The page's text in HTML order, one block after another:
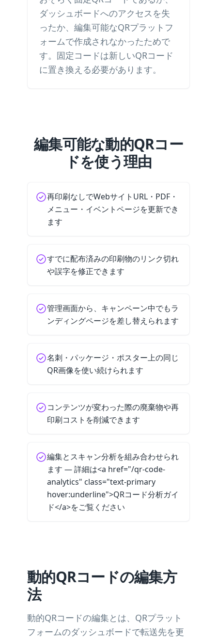
ダッシュボードへのアクセスを失
ったか、編集可能なQRプラットフ
ォームで作成されなかったためで
す。固定コードは新しいQRコード
に置き換える必要があります。
編集可能な動的QRコー
ドを使う理由
再印刷なしでWebサイトURL・PDF・
メニュー・イベントページを更新でき
ます
すでに配布済みの印刷物のリンク切れ
や誤字を修正できます
管理画面から、キャンペーン中でもラ
ンディングページを差し替えられます
名刺・パッケージ・ポスター上の同じ
QR画像を使い続けられます
コンテンツが変わった際の廃棄物や再
印刷コストを削減できます
編集とスキャン分析を組み合わせられ
ます — 詳細は<a href="/qr-code-
analytics" class="text-primary
hover:underline">QRコード分析ガイ
ド</a>をご覧ください
動的QRコードの編集方
法
動的QRコードの編集とは、QRプラット
フォームのダッシュボードで転送先を更